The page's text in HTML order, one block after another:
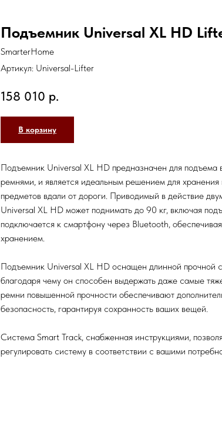
Подъемник Universal XL HD
SmarterHome
Артикул: Universal-Lifter
158 010 р.
В корзину
Подъемник Universal XL HD предназначен для подъема
ремнями, и является идеальным решением для хранения
предметов вдали от дороги. Приводимый в действие
Universal XL HD может поднимать до 90 кг, включая
подключается к смартфону через Bluetooth,
хранением.
Подъемник Universal XL HD оснащен длинной прочной
благодаря чему он способен выдержать даже самые
ремни повышенной прочности обеспечивают
безопасность, гарантируя сохранность ваших вещей.
Система Smart Track, снабженная инструкциями,
регулировать систему в соответствии с вашими